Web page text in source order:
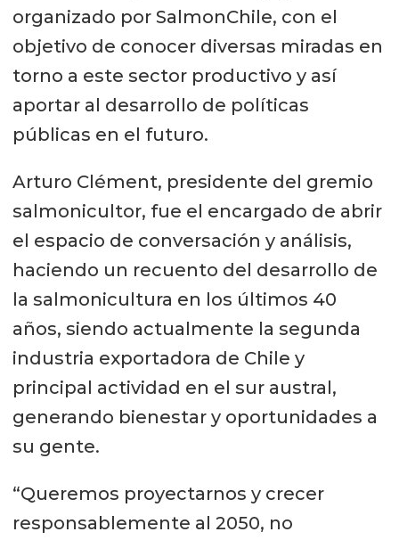
organizado por SalmonChile, con el
objetivo de conocer diversas miradas en
torno a este sector productivo y así
aportar al desarrollo de políticas
públicas en el futuro.
Arturo Clément, presidente del gremio
salmonicultor, fue el encargado de abrir
el espacio de conversación y análisis,
haciendo un recuento del desarrollo de
la salmonicultura en los últimos 40
años, siendo actualmente la segunda
industria exportadora de Chile y
principal actividad en el sur austral,
generando bienestar y oportunidades a
su gente.
“Queremos proyectarnos y crecer
responsablemente al 2050, no